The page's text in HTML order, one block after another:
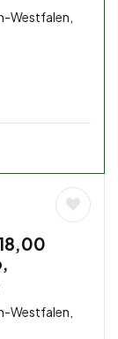
Westfalen,
Westfalen,